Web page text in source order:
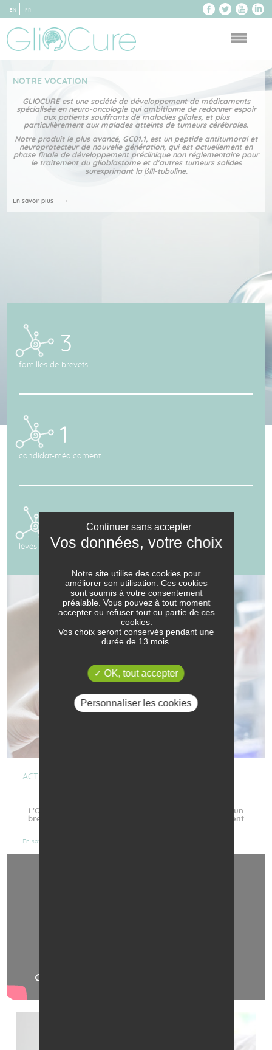
EN FR
NOTRE VOCATION
GLIOCURE est une société de développement de médicaments
spécialisée en neuro-oncologie qui ambitionne de redonner espoir
aux patients souffrants de maladies gliales, et plus
particulièrement aux malades atteints de tumeurs cérébrales.
Notre produit le plus avancé, GC01.1, est un peptide antitumoral et
neuroprotecteur de nouvelle génération, qui est actuellement en
phase finale de développement préclinique non réglementaire pour
le traitement du glioblastome et d'autres tumeurs solides
surexprimant la βIII-tubuline.
En savoir plus
3
familles de brevets
1
candidat-médicament
2745518€
lévés depuis la création
ACTUALITÉS
L'Office Européen des Brevets publie la délivrance d’un
brevet à GlioCure protégeant son candidat médicament
En savoir plus
Notre site utilise des cookies pour
améliorer son utilisation. Ces cookies
sont soumis à votre consentement
préalable. Vous pouvez à tout moment
accepter ou refuser tout ou partie de ces
cookies.
Vos choix seront conservés pendant une
durée de 13 mois.
OK, tout accepter
Continuer sans accepter
Personnaliser les cookies